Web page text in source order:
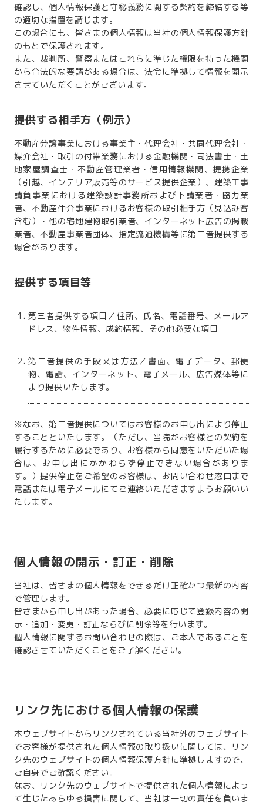
確認し、個人情報保護と守秘義務に関する契約を締結する等
の適切な措置を講じます。
この場合にも、皆さまの個人情報は当社の個人情報保護方針
のもとで保護されます。
また、裁判所、警察またはこれらに準じた権限を持った機関
から合法的な要請がある場合は、法令に準拠して情報を開示
させていただくことがございます。
提供する相手方（例示）
不動産分譲事業における事業主・代理会社・共同代理会社・
媒介会社・取引の付帯業務における金融機関・司法書士・土
地家屋調査士・不動産管理業者・信用情報機関、提携企業
（引越、インテリア販売等のサービス提供企業）、建築工事
請負事業における建築設計事務所および下請業者・協力業
者、不動産仲介事業におけるお客様の取引相手方（見込み客
含む）・他の宅地建物取引業者、インターネット広告の掲載
業者、不動産事業者団体、指定流通機構等に第三者提供する
場合があります。
提供する項目等
第三者提供する項目／住所、氏名、電話番号、メールア
ドレス、物件情報、成約情報、その他必要な項目
第三者提供の手段又は方法／書面、電子データ、郵便
物、電話、インターネット、電子メール、広告媒体等に
より提供いたします。
※なお、第三者提供についてはお客様のお申し出により停止
することといたします。（ただし、当院がお客様との契約を
履行するために必要であり、お客様から同意をいただいた場
合は、お申し出にかかわらず停止できない場合がありま
す。）提供停止をご希望のお客様は、お問い合わせ窓口まで
電話または電子メールにてご連絡いただきますようお願いい
たします。
個人情報の開示・訂正・削除
当社は、皆さまの個人情報をできるだけ正確かつ最新の内容
で管理します。
皆さまから申し出があった場合、必要に応じて登録内容の開
示・追加・変更・訂正ならびに削除等を行います。
個人情報に関するお問い合わせの際は、ご本人であることを
確認させていただくことをご了解ください。
リンク先における個人情報の保護
本ウェブサイトからリンクされている当社外のウェブサイト
でお客様が提供された個人情報の取り扱いに関しては、リン
ク先のウェブサイトの個人情報保護方針に準拠しますので、
ご自身でご確認ください。
なお、リンク先のウェブサイトで提供された個人情報によっ
て生じたあらゆる損害に関して、当社は一切の責任を負いま